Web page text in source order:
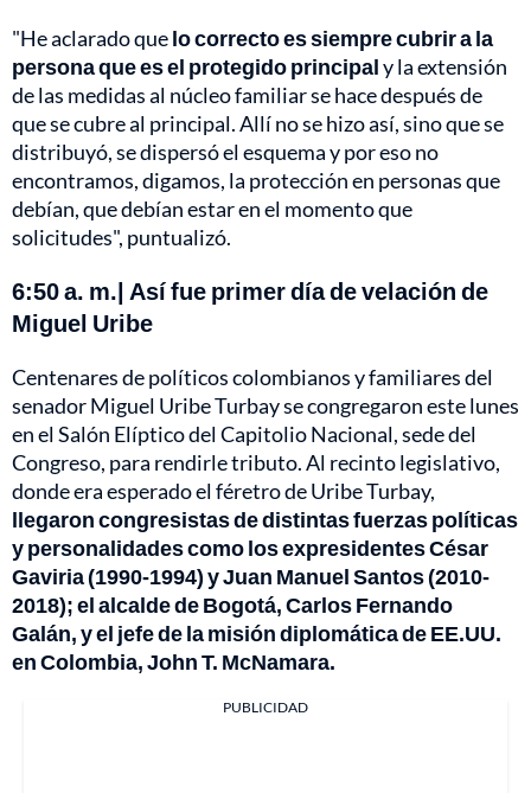
"He aclarado quelo correcto es siempre cubrir a la
persona que es el protegido principaly la extensión
de las medidas al núcleo familiar se hace después de
que se cubre al principal. Allí no se hizo así, sino que se
distribuyó, se dispersó el esquema y por eso no
encontramos, digamos, la protección en personas que
debían, que debían estar en el momento que
solicitudes", puntualizó.
6:50 a. m.| Así fue primer día de velación de
Miguel Uribe
Centenares de políticos colombianos y familiares del
senador Miguel Uribe Turbay se congregaron este lunes
en el Salón Elíptico del Capitolio Nacional, sede del
Congreso, para rendirle tributo. Al recinto legislativo,
donde era esperado el féretro de Uribe Turbay,
llegaron congresistas de distintas fuerzas políticas
y personalidades como los expresidentes César
Gaviria (1990-1994) y Juan Manuel Santos (2010-
2018); el alcalde de Bogotá, Carlos Fernando
Galán, y el jefe de la misión diplomática de EE.UU.
en Colombia, John T. McNamara.
PUBLICIDAD